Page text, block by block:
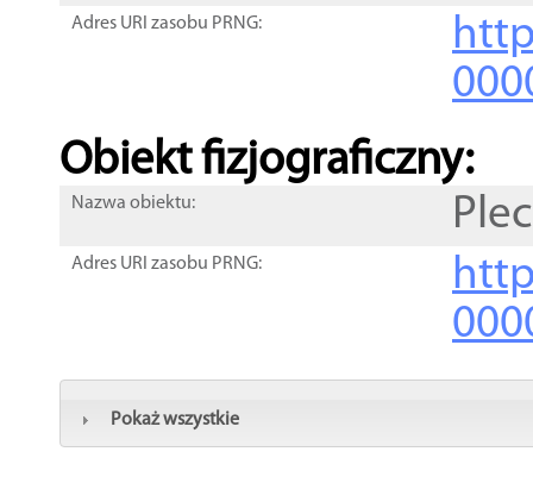
Adres URI zasobu PRNG:
Obiekt fizjograficzny:
Nazwa obiektu:
Adres URI zasobu PRNG:
Pokaż wszystkie